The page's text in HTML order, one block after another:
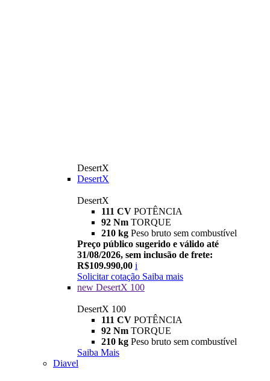
DesertX
DesertX
DesertX
111 CV POTÊNCIA
92 Nm TORQUE
210 kg Peso bruto sem combustível
Preço público sugerido e válido até
31/08/2026, sem inclusão de frete:
R$109.990,00 i
Solicitar cotação Saiba mais
new DesertX 100
DesertX 100
111 CV POTÊNCIA
92 Nm TORQUE
210 kg Peso bruto sem combustível
Saiba Mais
Diavel